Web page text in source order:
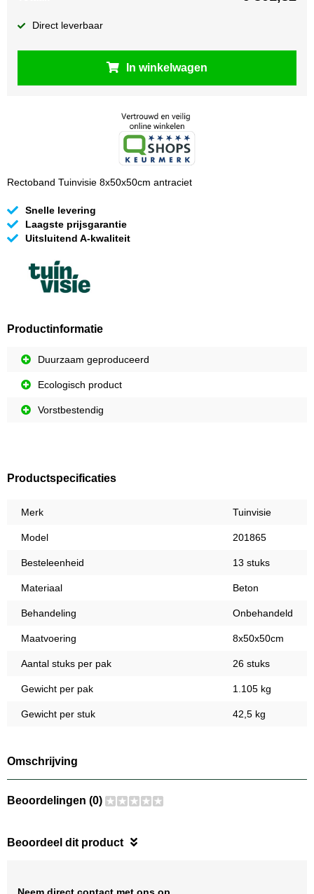
Direct leverbaar
In winkelwagen
Rectoband Tuinvisie 8x50x50cm antraciet
Snelle levering
Laagste prijsgarantie
Uitsluitend A-kwaliteit
Productinformatie
Duurzaam geproduceerd
Ecologisch product
Vorstbestendig
Productspecificaties
Merk Tuinvisie
Model 201865
Besteleenheid 13 stuks
Materiaal Beton
Behandeling Onbehandeld
Maatvoering 8x50x50cm
Aantal stuks per pak 26 stuks
Gewicht per pak 1.105 kg
Gewicht per stuk 42,5 kg
Omschrijving
Beoordelingen (0)
Beoordeel dit product